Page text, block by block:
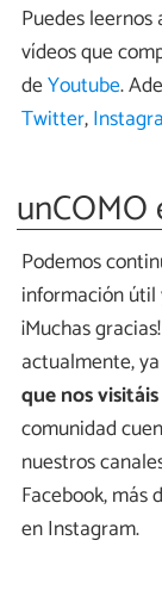
Puedes
vídeos que
deYoutube.
Twitter,
unCOMO
Podemos
información útil
¡Muchas
actualmente,
que nos
comunidad
nuestros
Facebook, más
en Instagram.